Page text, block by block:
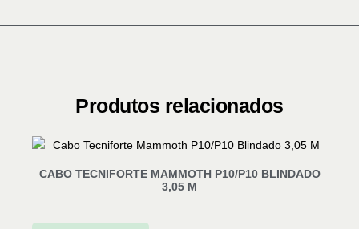
Produtos relacionados
CABO TECNIFORTE MAMMOTH P10/P10 BLINDADO
3,05 M